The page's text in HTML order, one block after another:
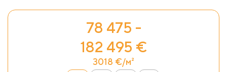
78 475 -
182 495 €
3018 €/м²